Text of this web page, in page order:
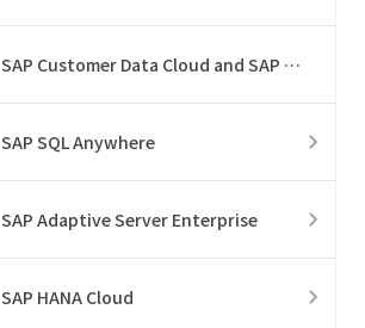
SAP Customer Data Cloud and SAP Customer Data Platform
SAP SQL Anywhere
SAP Adaptive Server Enterprise
SAP HANA Cloud